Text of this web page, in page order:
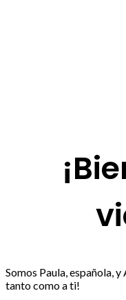
Somos Paula, española,
tanto como a ti!